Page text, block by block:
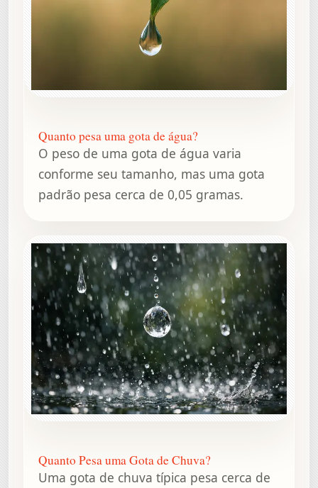
Quanto pesa uma gota de água?
O peso de uma gota de água varia
conforme seu tamanho, mas uma gota
padrão pesa cerca de 0,05 gramas.
Quanto Pesa uma Gota de Chuva?
Uma gota de chuva típica pesa cerca de